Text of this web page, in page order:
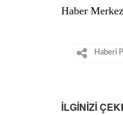
Haber
Haberi
İLGINIZI